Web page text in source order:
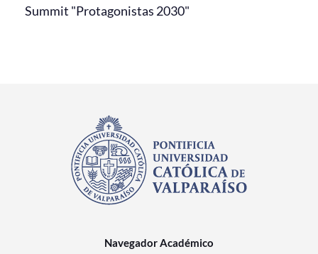
Summit "Protagonistas 2030"
Navegador Académico